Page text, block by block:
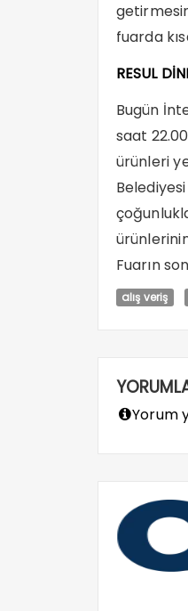
fuarda
RESUL
Bugün
saat
ürünleri
Fuarın
alış veriş
Yorum